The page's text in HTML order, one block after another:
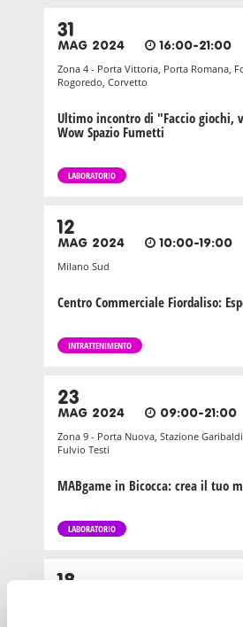
31
MAG 2024 16:00-21:00
Zona 4 - Porta Vittoria, Porta Romana,
Rogoredo, Corvetto
Ultimo incontro di "Faccio giochi,
Wow Spazio Fumetti
LABORATORIO
12
MAG 2024 10:00-19:00
Milano Sud
Centro Commerciale Fiordaliso:
INTRATTENIMENTO
23
MAG 2024 09:00-21:00
Zona 9 - Porta Nuova, Stazione
Fulvio Testi
MABgame in Bicocca: crea il tuo
LABORATORIO
18